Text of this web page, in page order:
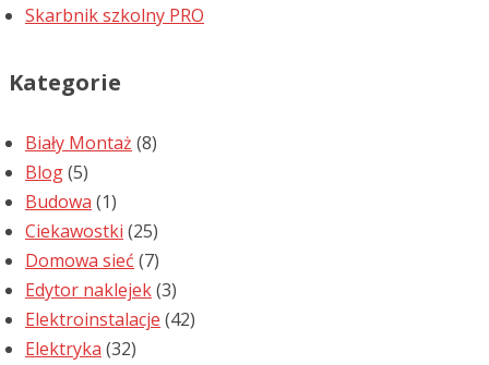
Skarbnik szkolny PRO
Kategorie
Biały Montaż (8)
Blog(5)
Budowa (1)
Ciekawostki (25)
Domowa sieć (7)
Edytor naklejek(3)
Elektroinstalacje (42)
Elektryka (32)